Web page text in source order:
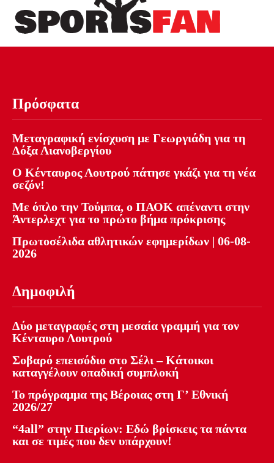
Πρόσφατα
Μεταγραφική ενίσχυση με Γεωργιάδη για τη
Δόξα Λιανοβεργίου
Ο Κένταυρος Λουτρού πάτησε γκάζι για τη νέα
σεζόν!
Με όπλο την Τούμπα, ο ΠΑΟΚ απέναντι στην
Άντερλεχτ για το πρώτο βήμα πρόκρισης
Πρωτοσέλιδα αθλητικών εφημερίδων | 06-08-
2026
Δημοφιλή
Δύο μεταγραφές στη μεσαία γραμμή για τον
Κένταυρο Λουτρού
Σοβαρό επεισόδιο στο Σέλι – Κάτοικοι
καταγγέλουν οπαδική συμπλοκή
Το πρόγραμμα της Βέροιας στη Γ’ Εθνική
2026/27
“4all” στην Πιερίων: Εδώ βρίσκεις τα πάντα
και σε τιμές που δεν υπάρχουν!